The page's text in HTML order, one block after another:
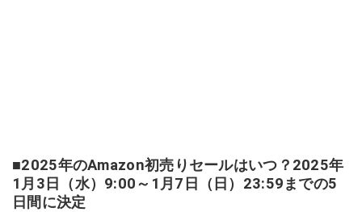
■2025年のAmazon初売りセールはいつ？2025年
1月3日（水）9:00～1月7日（日）23:59までの5
日間に決定